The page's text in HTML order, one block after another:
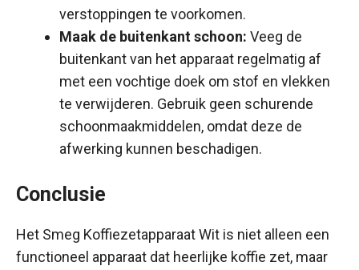
verstoppingen te voorkomen.
Maak de buitenkant schoon: Veeg de
buitenkant van het apparaat regelmatig af
met een vochtige doek om stof en vlekken
te verwijderen. Gebruik geen schurende
schoonmaakmiddelen, omdat deze de
afwerking kunnen beschadigen.
Conclusie
Het Smeg Koffiezetapparaat Wit is niet alleen een
functioneel apparaat dat heerlijke koffie zet, maar